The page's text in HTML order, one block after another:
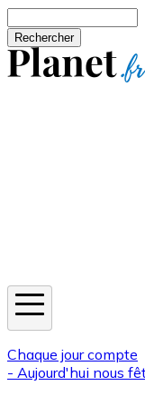
Chaque jour compte
- Aujourd'hui nous